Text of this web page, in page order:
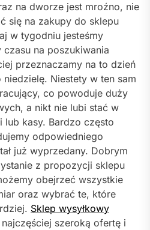
na dworze jest mroźno, nie
się na zakupy do sklepu
w tygodniu jesteśmy
na poszukiwania
przeznaczamy na to dzień
Niestety w ten sam
co powoduje duży
a nikt nie lubi stać w
kasy. Bardzo często
odpowiedniego
już wyprzedany. Dobrym
z propozycji sklepu
obejrzeć wszystkie
oraz wybrać te, które
Sklep wysyłkowy
szeroką ofertę i